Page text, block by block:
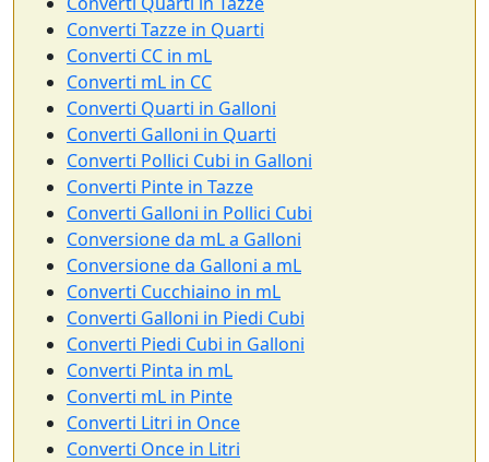
Converti Tazze in Quarti
Converti CC in mL
Converti mL in CC
Converti Quarti in Galloni
Converti Galloni in Quarti
Converti Pollici Cubi in Galloni
Converti Pinte in Tazze
Converti Galloni in Pollici Cubi
Conversione da mL a Galloni
Conversione da Galloni a mL
Converti Cucchiaino in mL
Converti Galloni in Piedi Cubi
Converti Piedi Cubi in Galloni
Converti Pinta in mL
Converti mL in Pinte
Converti Litri in Once
Converti Once in Litri